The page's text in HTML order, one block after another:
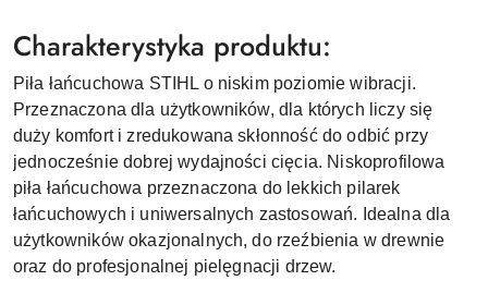
Charakterystyka produktu:
Piła łańcuchowa STIHL o niskim poziomie wibracji.
Przeznaczona dla użytkowników, dla których liczy się
duży komfort i zredukowana skłonność do odbić przy
jednocześnie dobrej wydajności cięcia. Niskoprofilowa
piła łańcuchowa przeznaczona do lekkich pilarek
łańcuchowych i uniwersalnych zastosowań. Idealna dla
użytkowników okazjonalnych, do rzeźbienia w drewnie
oraz do profesjonalnej pielęgnacji drzew.